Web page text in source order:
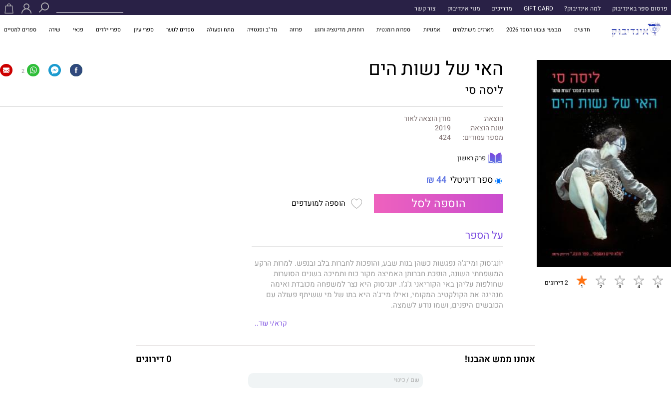
פרסום ספר באינדיבוק למה אינדיבוק? GIFT CARD מדריכים מנוי אינדיבוק צור קשר
חדשים מבצעי שבוע הספר 2026 מארזים משתלמים אמנויות ספרות רומנטית רוחניות, מדיטציה ורוגע פרוזה מד"ב ופנטזיה מתח ופעולה ספרים לנוער ספרי עיון ספרי ילדים פנאי שירה ספרים למנויים
2 דירוגים
האי של נשות הים 2
ליסה סי
הוצאה:
מודן הוצאה לאור
שנת הוצאה:
2019
מספר עמודים:
424
פרק ראשון
ספר דיגיטלי 44 ₪
הוספה לסל הוספה למועדפים
על הספר
יוֹנג־סוּק ומי־ג'ה נפגשות כשהן בנות שבע, והופכות לחברות בלב ובנפש. למרות הרקע
המשפחתי השונה, הופכת חברותן האמיצה מקור כוח ותמיכה בשנים הסוערות
שחולפות עליהן באי הקוריאני ג'ג'ו. יונג־סוק היא נצר למשפחה מכובדת ואימה
מנהיגה את הקולקטיב המקומי, ואילו מי־ג'ה היא בתו של מי ששיתף פעולה עם
הכובשים היפנים, ושמו נודע לשמצה.
בהגיען לבגרות הן מצטרפות לשאר נשות הכפר הצוללות באוקיינוס, מתפרנסות
סביבתן ביד רמה, ומותירות את הגברים בבית כדי שיטפלו בילדים.
והאידיאולוגי שנכפה עליהן. אבל לאחר מלחמת העולם השנייה הופכת קוריאה
קרא/י עוד..
אנחנו ממש אהבנו! 0 דירוגים